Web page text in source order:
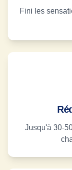
Fini les
Jusqu'à 30-